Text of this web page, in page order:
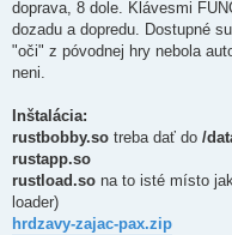
doprava, 8 dole. Klávesmi
dozadu a dopredu. Dostupné
"oči" z póvodnej hry nebola
neni.
Inštalácia:
rustbobby.so treba dať do /
rustapp.so
rustload.so na to isté místo
loader)
hrdzavy-zajac-pax.zip